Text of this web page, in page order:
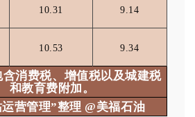
10.31 9.14
10.53 9.34
消费税、增值税以及城建税
和教育费附加。
营管理”整理 @美福石油